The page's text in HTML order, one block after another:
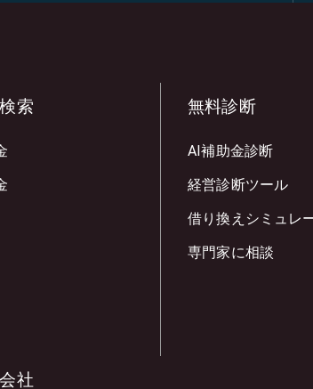
索 無料診断
AI補助金診断
経営診断ツール
借り換えシミュレ
専門家に相談
社